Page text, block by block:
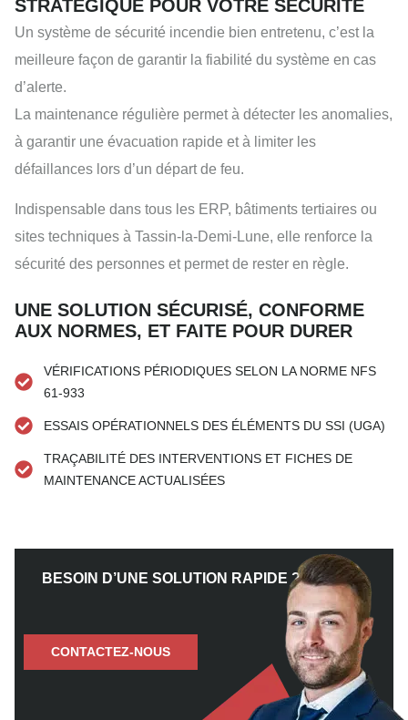
STRATÉGIQUE POUR VOTRE SÉCURITÉ
Un système de sécurité incendie bien entretenu, c’est la
meilleure façon de garantir la fiabilité du système en cas
d’alerte.
La maintenance régulière permet à détecter les anomalies,
à garantir une évacuation rapide et à limiter les
défaillances lors d’un départ de feu.
Indispensable dans tous les ERP, bâtiments tertiaires ou
sites techniques à Tassin-la-Demi-Lune, elle renforce la
sécurité des personnes et permet de rester en règle.
UNE SOLUTION SÉCURISÉ, CONFORME
AUX NORMES, ET FAITE POUR DURER
VÉRIFICATIONS PÉRIODIQUES SELON LA NORME NFS
61-933
ESSAIS OPÉRATIONNELS DES ÉLÉMENTS DU SSI (UGA)
TRAÇABILITÉ DES INTERVENTIONS ET FICHES DE
MAINTENANCE ACTUALISÉES
BESOIN D’UNE SOLUTION RAPIDE ?
CONTACTEZ-NOUS